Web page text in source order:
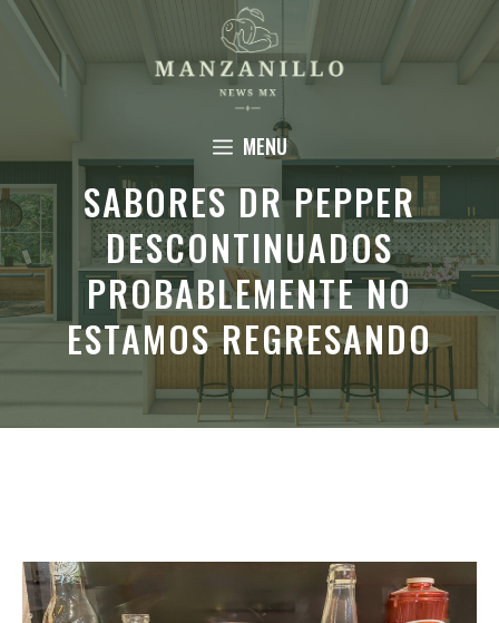
Saltar
contenido
MENU
SABORES DR PEPPER
DESCONTINUADOS
PROBABLEMENTE NO
ESTAMOS REGRESANDO